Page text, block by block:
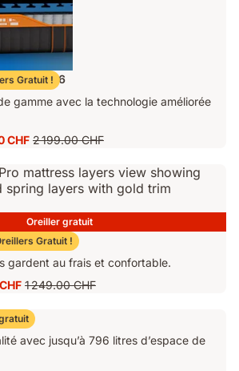
Gratuit !26
gamme avec la technologie améliorée
CHF Prix
2 199.00 CHF
2 199.00 CHF
Oreiller gratuit
Gratuit !
Pro
gardent au frais et confortable.
Prix
d'origine
1 249.00 CHF
1 249.00 CHF
avec jusqu’à 796 litres d’espace de